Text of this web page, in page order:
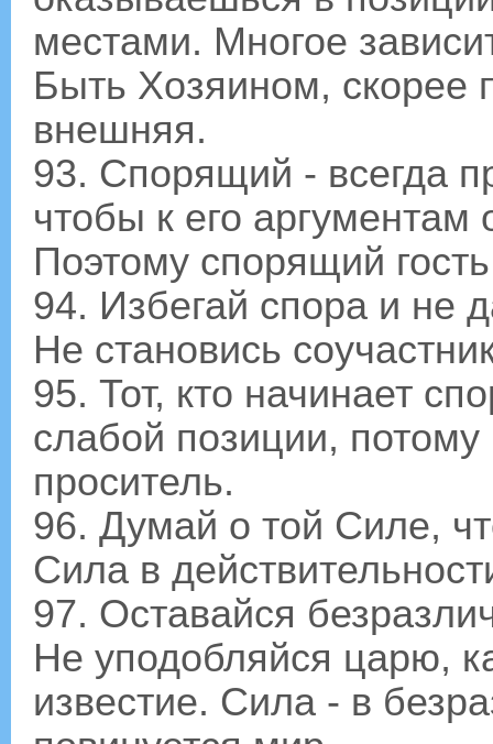
местами. Многое
Быть Хозяином, скорее
внешняя.
93. Спорящий - всегда
чтобы к его аргументам
Поэтому спорящий
94. Избегай спора и не
Не становись
95. Тот, кто начинает
слабой позиции,
проситель.
96. Думай о той Силе,
Сила в
97. Оставайся
Не уподобляйся царю,
известие. Сила - в